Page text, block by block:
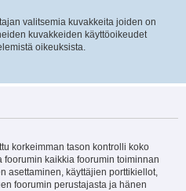
valitsemia kuvakkeita joiden on
kuvakkeiden käyttöoikeudet
oikeuksista.
korkeimman tason kontrolli koko
kaikkia foorumin toiminnan
asettaminen, käyttäjien porttikiellot,
foorumin perustajasta ja hänen